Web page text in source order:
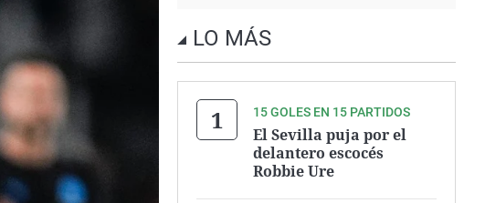
LO MÁS
15 GOLES EN 15 PARTIDOS
El Sevilla puja por el
delantero escocés
Robbie Ure